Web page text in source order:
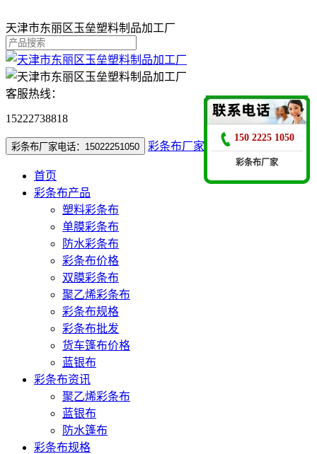
天津市东丽区玉垒塑料制品加工厂
客服热线：
15222738818
彩条布厂家电话：15022251050 彩条布厂家电话：15022251050
首页
彩条布产品
塑料彩条布
单膜彩条布
防水彩条布
彩条布价格
双膜彩条布
聚乙烯彩条布
彩条布规格
彩条布批发
货车篷布价格
蓝银布
彩条布资讯
聚乙烯彩条布
蓝银布
防水篷布
彩条布规格
150 2225 1050
彩条布厂家